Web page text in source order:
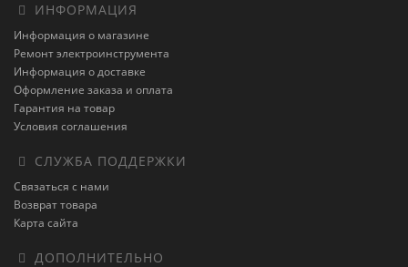
ИНФОРМАЦИЯ
Информация о магазине
Ремонт электроинструмента
Информация о доставке
Оформление заказа и оплата
Гарантия на товар
Условия соглашения
СЛУЖБА ПОДДЕРЖКИ
Связаться с нами
Возврат товара
Карта сайта
ДОПОЛНИТЕЛЬНО